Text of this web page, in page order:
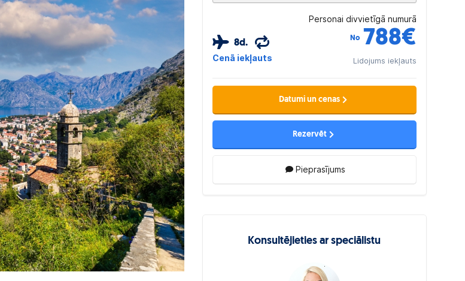
Personai divvietīgā numurā
8d.
No 788€
Cenā iekļauts Lidojums iekļauts
Datumi un cenas
Rezervēt
Pieprasījums
Konsultējieties ar speciālistu